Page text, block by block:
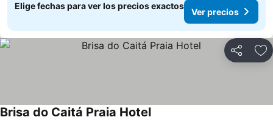
Elige fechas para ver los precios exactos
Ver precios
Compartir
Brisa do Caitá Praia Hotel